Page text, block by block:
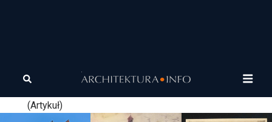
Suite 115 – ukryty bar w Toronto, w którym światło i cień
(Artykuł)